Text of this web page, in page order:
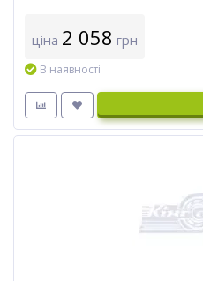
ціна 2 058 грн
В наявності